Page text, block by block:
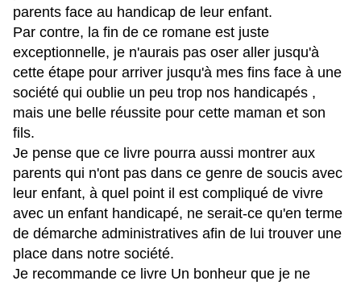
parents face au handicap de leur enfant.
Par contre, la fin de ce romane est juste
exceptionnelle, je n'aurais pas oser aller jusqu'à
cette étape pour arriver jusqu'à mes fins face à une
société qui oublie un peu trop nos handicapés ,
mais une belle réussite pour cette maman et son
fils.
Je pense que ce livre pourra aussi montrer aux
parents qui n'ont pas dans ce genre de soucis avec
leur enfant, à quel point il est compliqué de vivre
avec un enfant handicapé, ne serait-ce qu'en terme
de démarche administratives afin de lui trouver une
place dans notre société.
Je recommande ce livre Un bonheur que je ne